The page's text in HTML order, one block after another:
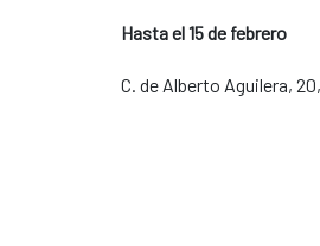
Hasta el 15 de febrero
C. de Alberto Aguilera,